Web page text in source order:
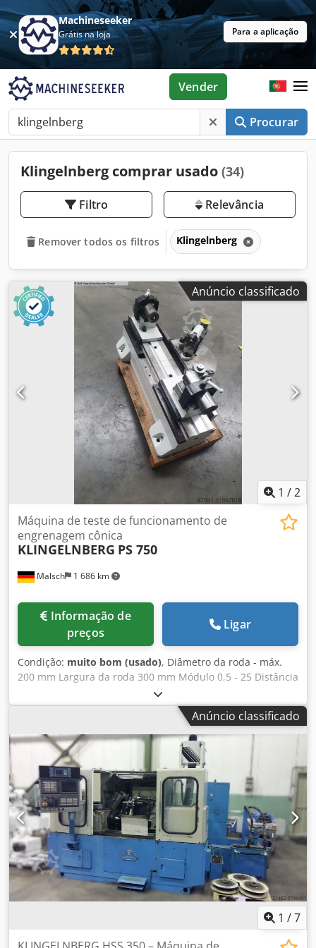
Machineseeker
Grátis na loja Para a aplicação
Procurar
Vender
Klingelnberg comprar usado (34)
Filtro Relevância
Remover todos os filtros Klingelnberg
Anúncio classificado
1 /2
Malsch 1 686 km
Máquina de teste de funcionamento de
engrenagem cônica
KLINGELNBERG PS 750
preços
Ligar
Condição: muito bom (usado), Diâmetro da roda - máx.
200 mm Largura da roda 300 mm Módulo 0,5 - 25 Distância
entre pontas 750 mm Peso da máquina aprox. 0,2 t
Dimensões de espaço aprox. 0,8 x 0,6 x 0,6 m Aparelho de
teste para sem-fim Testes de: Codpfxsy Umi Io An Eeha da
forma do flanco, do ângulo de geração do flanco, do passo
axial, da altura do avanço, da largura da folga do dente, da
altura do dente, da excentricidade nos flancos.
Anúncio classificado
1 /7